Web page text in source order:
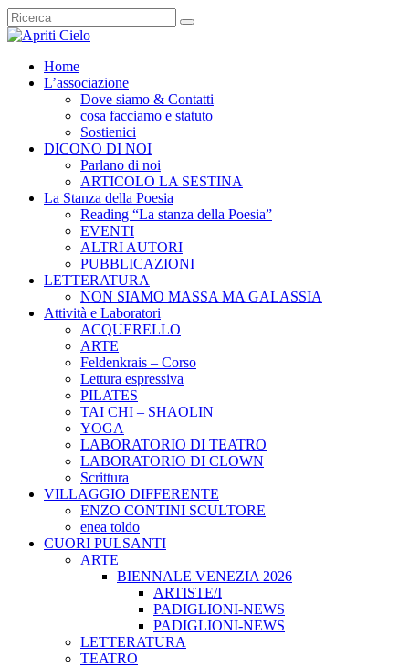
Home
L’associazione
Dove siamo & Contatti
cosa facciamo e statuto
Sostienici
DICONO DI NOI
Parlano di noi
ARTICOLO LA SESTINA
La Stanza della Poesia
Reading “La stanza della Poesia”
EVENTI
ALTRI AUTORI
PUBBLICAZIONI
LETTERATURA
NON SIAMO MASSA MA GALASSIA
Attività e Laboratori
ACQUERELLO
ARTE
Feldenkrais – Corso
Lettura espressiva
PILATES
TAI CHI – SHAOLIN
YOGA
LABORATORIO DI TEATRO
LABORATORIO DI CLOWN
Scrittura
VILLAGGIO DIFFERENTE
ENZO CONTINI SCULTORE
enea toldo
CUORI PULSANTI
ARTE
BIENNALE VENEZIA 2026
ARTISTE/I
PADIGLIONI-NEWS
PADIGLIONI-NEWS
LETTERATURA
TEATRO